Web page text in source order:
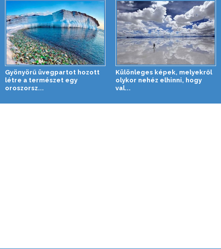
Gyönyörű üvegpartot hozott
létre a természet egy
oroszorsz...
Különleges képek, melyekről
olykor nehéz elhinni, hogy
val...